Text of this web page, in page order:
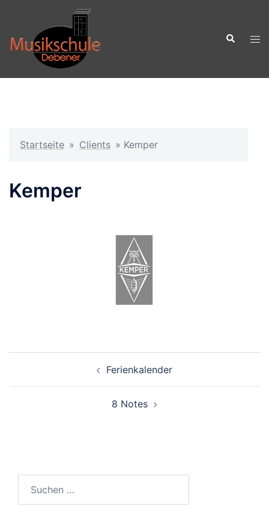
springen
Suche
Startseite » Clients » Kemper
Kemper
Ferienkalender
8 Notes